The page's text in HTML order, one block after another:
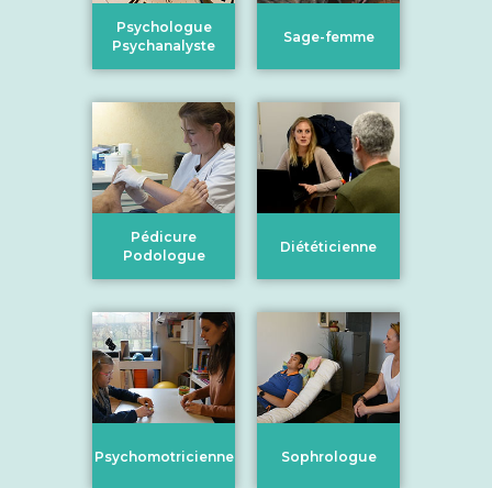
Psychologue
Psychanalyste
Sage-femme
Pédicure
Podologue
Diététicienne
Psychomotricienne Sophrologue